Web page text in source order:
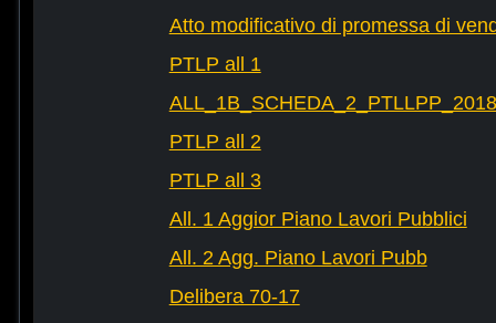
Atto modificativo di promessa di
PTLP all 1
PTLP all 2
PTLP all 3
All. 1 Aggior Piano Lavori Pubblici
All. 2 Agg. Piano Lavori Pubb
Delibera 70-17